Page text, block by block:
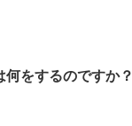
をするのですか？